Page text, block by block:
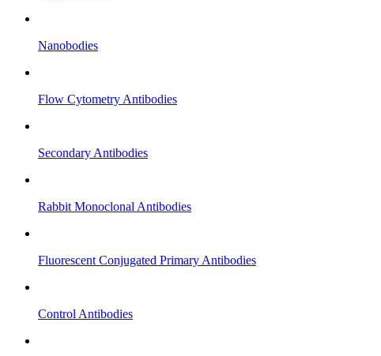
Nanobodies
Flow Cytometry Antibodies
Secondary Antibodies
Rabbit Monoclonal Antibodies
Fluorescent Conjugated Primary Antibodies
Control Antibodies